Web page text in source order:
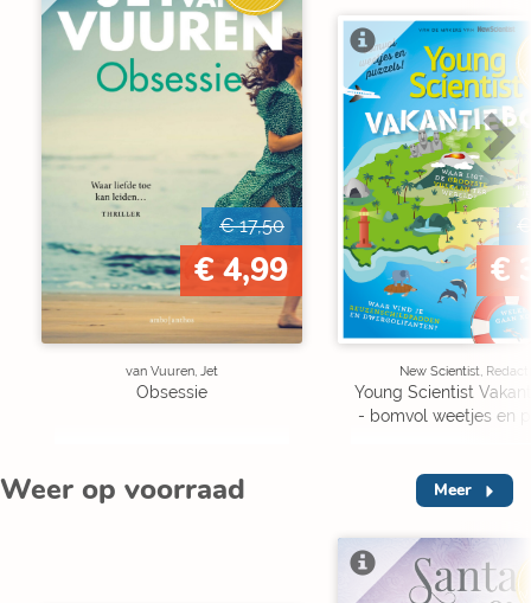
€ 17,50
€ 4,99
van Vuuren, Jet
Obsessie
€
New Scientist,
Young Scientist
- bomvol weetjes en
Weer op voorraad Meer